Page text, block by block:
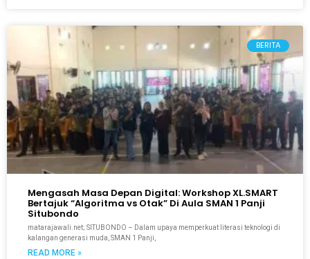
BERITA
Mengasah Masa Depan Digital: Workshop XL.SMART
Bertajuk “Algoritma vs Otak” Di Aula SMAN 1 Panji
Situbondo
matarajawali.net; SITUBONDO – Dalam upaya memperkuat literasi teknologi di
kalangan generasi muda, SMAN 1 Panji,
READ MORE »